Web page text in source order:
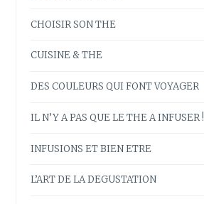
CHOISIR SON THE
CUISINE & THE
DES COULEURS QUI FONT VOYAGER
IL N’Y A PAS QUE LE THE A INFUSER !
INFUSIONS ET BIEN ETRE
L’ART DE LA DEGUSTATION